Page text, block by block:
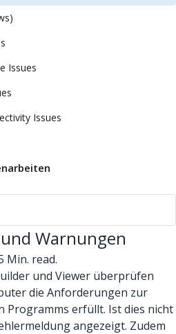
Issues
Issues
Warnungen
Min. read.
und Viewer überprüfen
die Anforderungen zur
Programms erfüllt. Ist dies nicht
angezeigt. Zudem